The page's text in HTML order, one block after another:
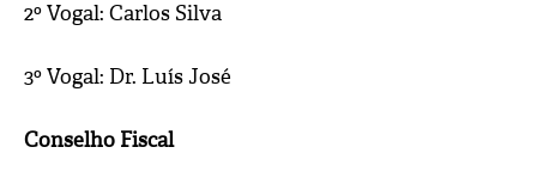
2º Vogal: Carlos Silva
3º Vogal: Dr. Luís José
Conselho Fiscal